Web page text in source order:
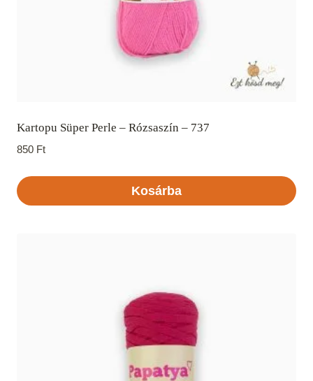
Kartopu Süper Perle – Rózsaszín – 737
850 Ft
Kosárba